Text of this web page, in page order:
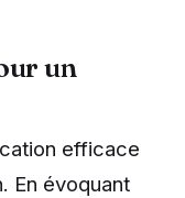
un
efficace
En évoquant